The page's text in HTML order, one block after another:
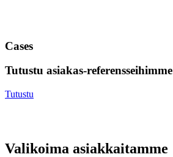
Cases
Tutustu asiakas-referensseihimme
Tutustu
Valikoima asiakkaitamme